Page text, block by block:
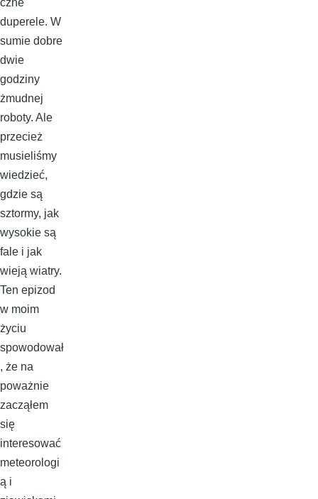
czne
duperele. W
sumie dobre
dwie
godziny
żmudnej
roboty. Ale
przecież
musieliśmy
wiedzieć,
gdzie są
sztormy, jak
wysokie są
fale i jak
wieją wiatry.
Ten epizod
w moim
życiu
spowodował
, że na
poważnie
zacząłem
się
interesować
meteorologi
ą i